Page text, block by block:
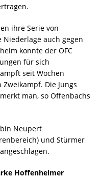
ihre Serie von
auch gegen
konnte der OFC
für sich
seit Wochen
Die Jungs
man, so Offenbachs
Neupert
und Stürmer
Hoffenheimer